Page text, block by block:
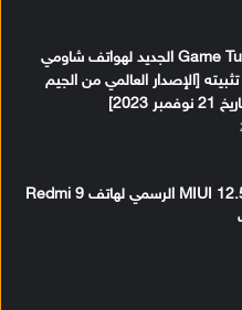
تحميل Game Turbo 5.0 الجديد لهواتف شاومي
[الإصدار العالمي من الجيم
2023]
تحميل تحديث MIUI 12.5 الرسمي لهاتف Redmi 9